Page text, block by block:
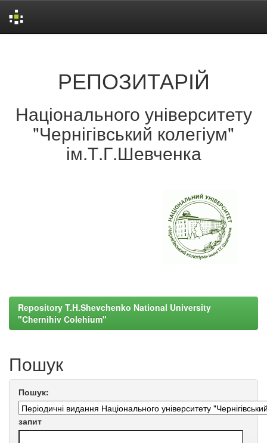
РЕПОЗИТАРІЙ
Національного університету
"Чернігівський колегіум"
ім.Т.Г.Шевченка
Repository T.H.Shevchenko National University
"Chernihiv Colehium"
Пошук
Пошук:
запит